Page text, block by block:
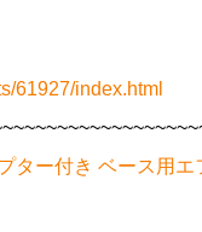
61927/index.html
ター付き ベース用エ